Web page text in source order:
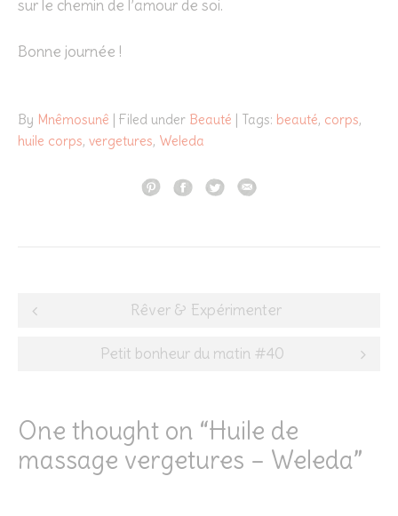
sur le chemin de l’amour de soi.
Bonne journée !
By Mnêmosunê | Filed under Beauté | Tags: beauté, corps,
huile corps, vergetures, Weleda
Post
navigation
Rêver & Expérimenter
Petit bonheur du matin #40
One thought on “Huile de
massage vergetures – Weleda”